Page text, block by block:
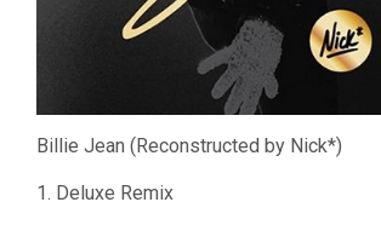
Billie Jean (Reconstructed by Nick*)
1. Deluxe Remix